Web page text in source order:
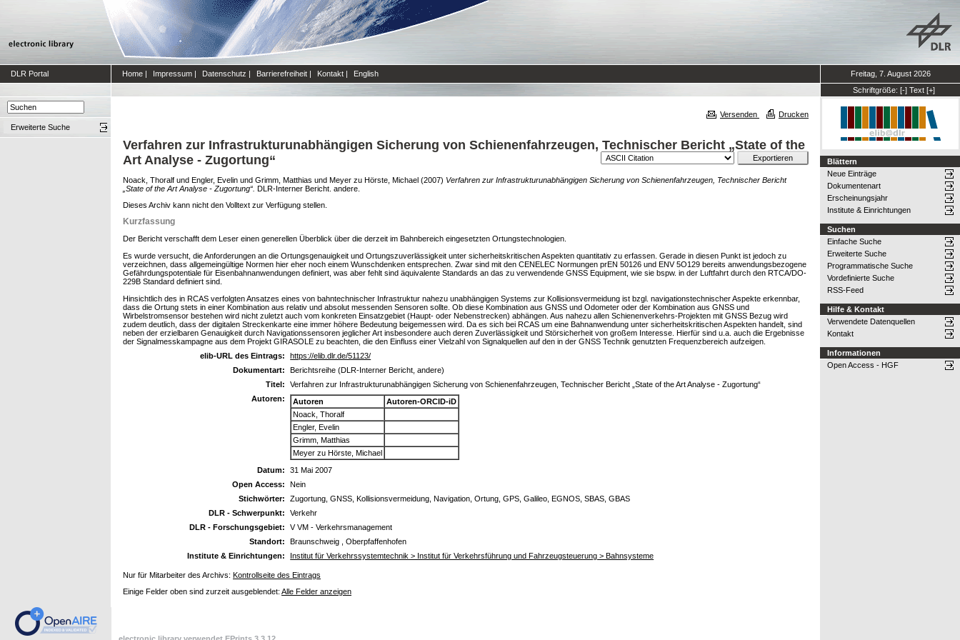
DLR Portal Home | Impressum | Datenschutz | Barrierefreiheit | Kontakt | English
Freitag, 7. August 2026
Schriftgröße: [-] Text [+]
Erweiterte Suche
Versenden Drucken
Verfahren zur Infrastrukturunabhängigen Sicherung von Schienenfahrzeugen, Technischer Bericht „State of the
Art Analyse - Zugortung“
Noack, Thoralf und Engler, Evelin und Grimm, Matthias und Meyer zu Hörste, Michael (2007) Verfahren zur Infrastrukturunabhängigen Sicherung von Schienenfahrzeugen, Technischer Bericht
„State of the Art Analyse - Zugortung“. DLR-Interner Bericht. andere.
Dieses Archiv kann nicht den Volltext zur Verfügung stellen.
Kurzfassung
Der Bericht verschafft dem Leser einen generellen Überblick über die derzeit im Bahnbereich eingesetzten Ortungstechnologien.
Es wurde versucht, die Anforderungen an die Ortungsgenauigkeit und Ortungszuverlässigkeit unter sicherheitskritischen Aspekten quantitativ zu erfassen. Gerade in diesen Punkt ist jedoch zu
verzeichnen, dass allgemeingültige Normen hier eher noch einem Wunschdenken entsprechen. Zwar sind mit den CENELEC Normungen prEN 50126 und ENV 5O129 bereits anwendungsbezogene
Gefährdungspotentiale für Eisenbahnanwendungen definiert, was aber fehlt sind äquivalente Standards an das zu verwendende GNSS Equipment, wie sie bspw. in der Luftfahrt durch den RTCA/DO-
229B Standard definiert sind.
Hinsichtlich des in RCAS verfolgten Ansatzes eines von bahntechnischer Infrastruktur nahezu unabhängigen Systems zur Kollisionsvermeidung ist bzgl. navigationstechnischer Aspekte erkennbar,
dass die Ortung stets in einer Kombination aus relativ und absolut messenden Sensoren sollte. Ob diese Kombination aus GNSS und Odometer oder der Kombination aus GNSS und
Wirbelstromsensor bestehen wird nicht zuletzt auch vom konkreten Einsatzgebiet (Haupt- oder Nebenstrecken) abhängen. Aus nahezu allen Schienenverkehrs-Projekten mit GNSS Bezug wird
zudem deutlich, dass der digitalen Streckenkarte eine immer höhere Bedeutung beigemessen wird. Da es sich bei RCAS um eine Bahnanwendung unter sicherheitskritischen Aspekten handelt, sind
neben der erzielbaren Genauigkeit durch Navigationssensoren jeglicher Art insbesondere auch deren Zuverlässigkeit und Störsicherheit von großem Interesse. Hierfür sind u.a. auch die Ergebnisse
der Signalmesskampagne aus dem Projekt GIRASOLE zu beachten, die den Einfluss einer Vielzahl von Signalquellen auf den in der GNSS Technik genutzten Frequenzbereich aufzeigen.
elib-URL des Eintrags:
https://elib.dlr.de/51123/
Dokumentart:
Berichtsreihe (DLR-Interner Bericht, andere)
Titel:
Verfahren zur Infrastrukturunabhängigen Sicherung von Schienenfahrzeugen, Technischer Bericht „State of the Art Analyse - Zugortung“
Autoren:
Autoren
Autoren-ORCID-iD
Noack, Thoralf
Engler, Evelin
Grimm, Matthias
Meyer zu Hörste, Michael
Datum:
31 Mai 2007
Open Access:
Nein
Stichwörter:
Zugortung, GNSS, Kollisionsvermeidung, Navigation, Ortung, GPS, Galileo, EGNOS, SBAS, GBAS
DLR - Schwerpunkt:
Verkehr
DLR - Forschungsgebiet:
V VM - Verkehrsmanagement
Standort:
Braunschweig , Oberpfaffenhofen
Institute & Einrichtungen:
Institut für Verkehrssystemtechnik > Institut für Verkehrsführung und Fahrzeugsteuerung > Bahnsysteme
Nur für Mitarbeiter des Archivs: Kontrollseite des Eintrags
Einige Felder oben sind zurzeit ausgeblendet: Alle Felder anzeigen
Blättern
Neue Einträge
Dokumentenart
Erscheinungsjahr
Institute & Einrichtungen
Suchen
Einfache Suche
Erweiterte Suche
Programmatische Suche
Vordefinierte Suche
RSS-Feed
Hilfe & Kontakt
Verwendete Datenquellen
Kontakt
Informationen
Open Access - HGF